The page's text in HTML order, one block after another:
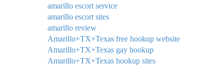
amarillo escort service
amarillo escort sites
amarillo review
Amarillo+TX+Texas free hookup website
Amarillo+TX+Texas gay hookup
Amarillo+TX+Texas hookup sites